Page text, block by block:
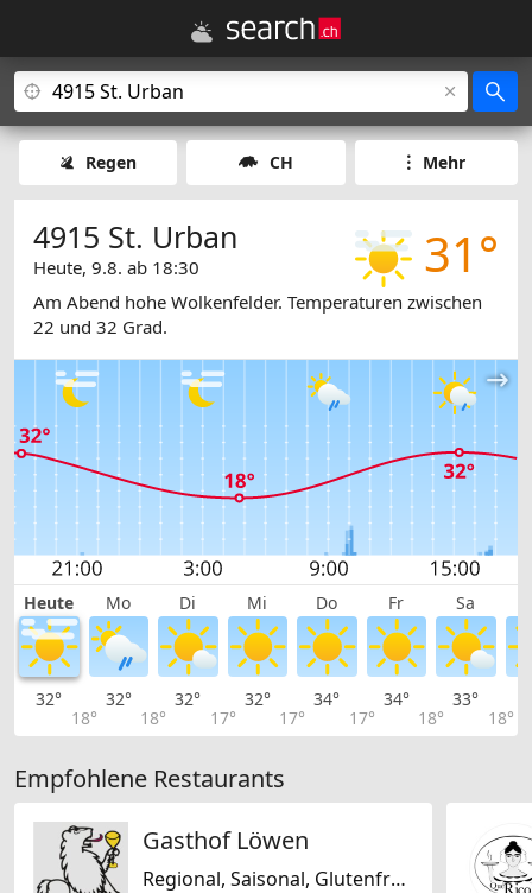
Regen CH Mehr
31°
4915 St. Urban
Heute, 9.8. ab 18:30
Am Abend hohe Wolkenfelder. Temperaturen zwischen
22 und 32 Grad.
Heute Mo Di Mi Do Fr Sa
32°
18°
32°
18°
32°
17°
32°
17°
34°
17°
34°
18°
33°
18°
Empfohlene Restaurants
Gasthof Löwen
Regional, Saisonal, Glutenfrei, Schweizerisch